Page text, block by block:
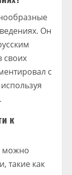
Он
своих
с
к
можно
такие как